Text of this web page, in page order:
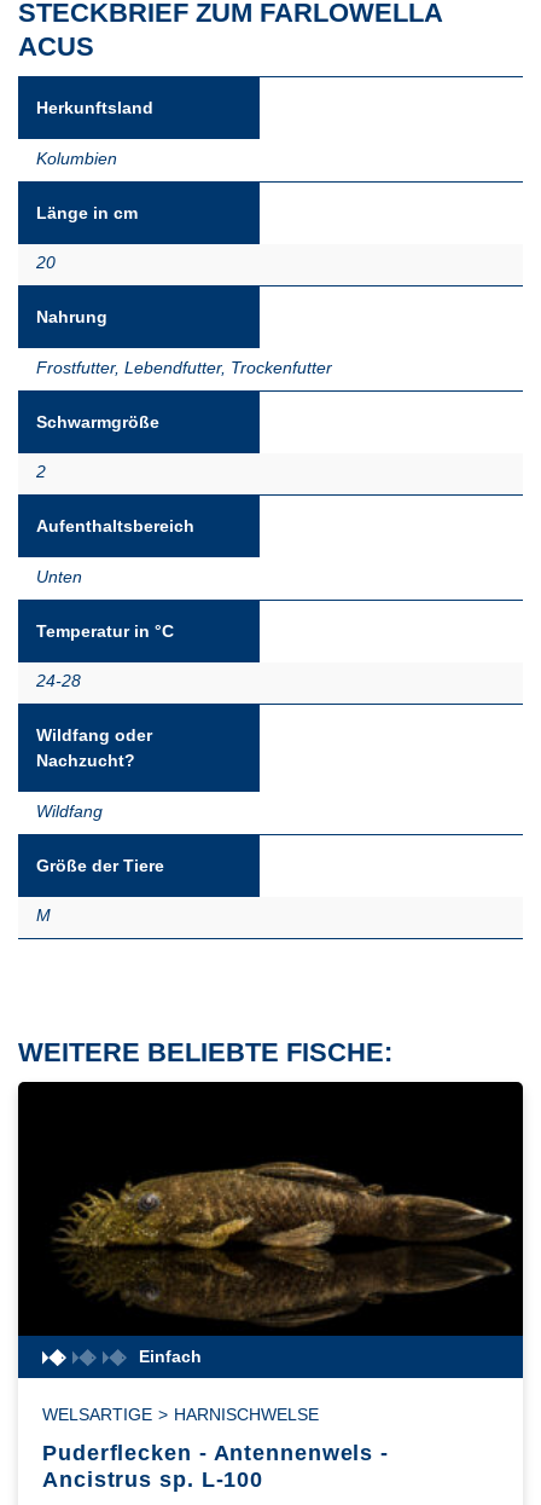
STECKBRIEF ZUM FARLOWELLA
ACUS
Herkunftsland
Kolumbien
Länge in cm
20
Nahrung
Frostfutter, Lebendfutter, Trockenfutter
Schwarmgröße
2
Aufenthaltsbereich
Unten
Temperatur in °C
24-28
Wildfang oder
Nachzucht?
Wildfang
Größe der Tiere
M
WEITERE BELIEBTE FISCHE:
Einfach
WELSARTIGE > HARNISCHWELSE
Puderflecken - Antennenwels -
Ancistrus sp. L-100